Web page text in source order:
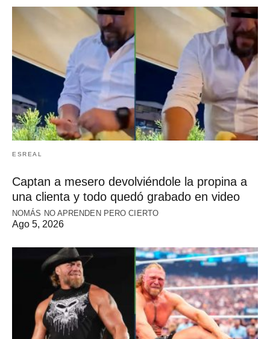
ESREAL
Captan a mesero devolviéndole la propina a
una clienta y todo quedó grabado en video
NOMÁS NO APRENDEN PERO CIERTO
Ago 5, 2026